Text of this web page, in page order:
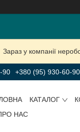
Зараз у компанії
90 +380 (95) 930-60-90
КАТАЛОГ
НАС